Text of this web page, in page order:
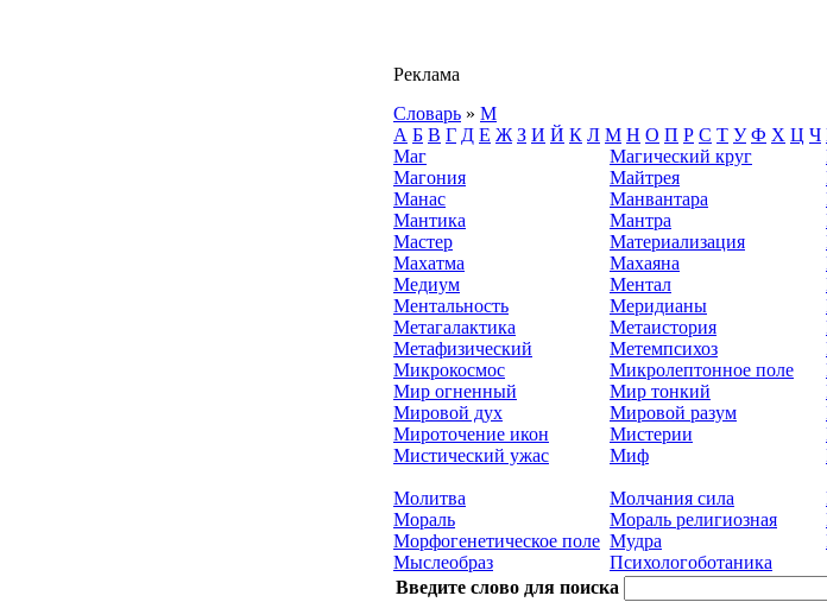
Реклама
Словарь » М
А Б В Г Д Е Ж З И Й К Л М Н О П Р С Т У Ф Х Ц Ч
Маг
Магический круг
Магония
Майтрея
Манас
Манвантара
Мантика
Мантра
Мастер
Материализация
Махатма
Махаяна
Медиум
Ментал
Ментальность
Меридианы
Метагалактика
Метаистория
Метафизический
Метемпсихоз
Микрокосмос
Микролептонное поле
Мир огненный
Мир тонкий
Мировой дух
Мировой разум
Мироточение икон
Мистерии
Мистический ужас
Миф
Молитва
Молчания сила
Мораль
Мораль религиозная
Морфогенетическое поле Мудра
Мыслеобраз
Психологоботаника
Введите слово для поиска